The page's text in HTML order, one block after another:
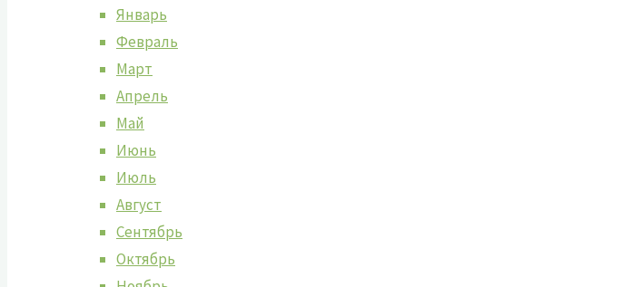
Январь
Февраль
Март
Апрель
Май
Июнь
Июль
Август
Сентябрь
Октябрь